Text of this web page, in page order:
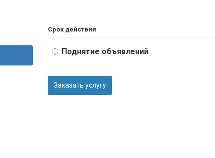
Срок действия
Поднятие объявлений